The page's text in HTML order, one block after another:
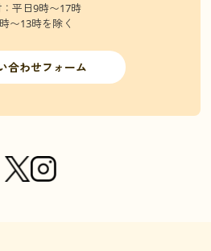
平日9時〜17時
〜13時を除く
合わせフォーム